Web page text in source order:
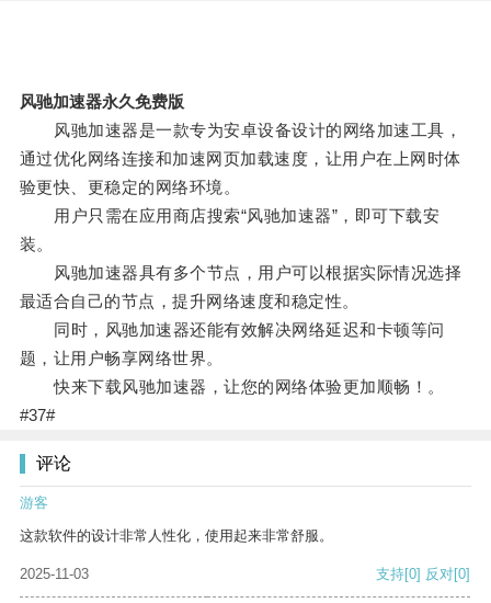
风驰加速器永久免费版
风驰加速器是一款专为安卓设备设计的网络加速工具，
通过优化网络连接和加速网页加载速度，让用户在上网时体
验更快、更稳定的网络环境。
用户只需在应用商店搜索“风驰加速器”，即可下载安
装。
风驰加速器具有多个节点，用户可以根据实际情况选择
最适合自己的节点，提升网络速度和稳定性。
同时，风驰加速器还能有效解决网络延迟和卡顿等问
题，让用户畅享网络世界。
快来下载风驰加速器，让您的网络体验更加顺畅！。
#37#
评论
游客
这款软件的设计非常人性化，使用起来非常舒服。
2025-11-03 支持[0] 反对[0]